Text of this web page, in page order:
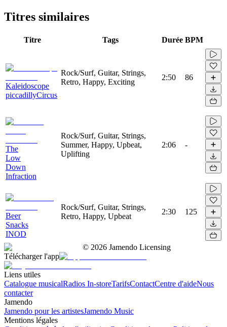
Titres similaires
Titre Tags Durée BPM
Kaleidoscope
piccadillyCircus
Rock/Surf, Guitar, Strings,
Retro, Happy, Exciting
2:50 86
The
Low
Down
Infraction
Rock/Surf, Guitar, Strings,
Summer, Happy, Upbeat,
Uplifting
2:06 -
Beer
Snacks
INOD
Rock/Surf, Guitar, Strings,
Retro, Happy, Upbeat
2:30 125
© 2026 Jamendo Licensing
Télécharger l'app
Liens utiles
Catalogue musicalRadios In-storeTarifsContactCentre d'aideNous
contacter
Jamendo
Jamendo pour les artistesJamendo Music
Mentions légales